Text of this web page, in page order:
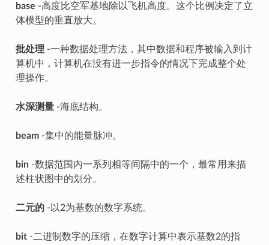
base -高度比空军基地除以飞机高度。这个比例决定了立
体模型的垂直放大。
批处理 -一种数据处理方法，其中数据和程序被输入到计
算机中，计算机在没有进一步指令的情况下完成整个处
理操作。
水深测量-海底结构。
beam-集中的能量脉冲。
bin-数据范围内一系列相等间隔中的一个，最常用来描
述柱状图中的划分。
二元的-以2为基数的数字系统。
bit-二进制数字的压缩，在数字计算中表示基数2的指